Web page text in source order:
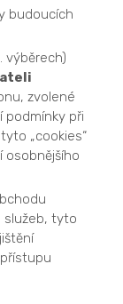
budoucích
výběrech)
zvolené
podmínky při
„cookies“
osobnějšího
služeb, tyto